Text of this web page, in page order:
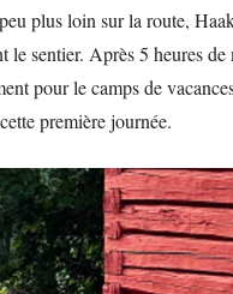
plus loin sur la route,
le sentier. Après 5 heures
pour le camps de
première journée.